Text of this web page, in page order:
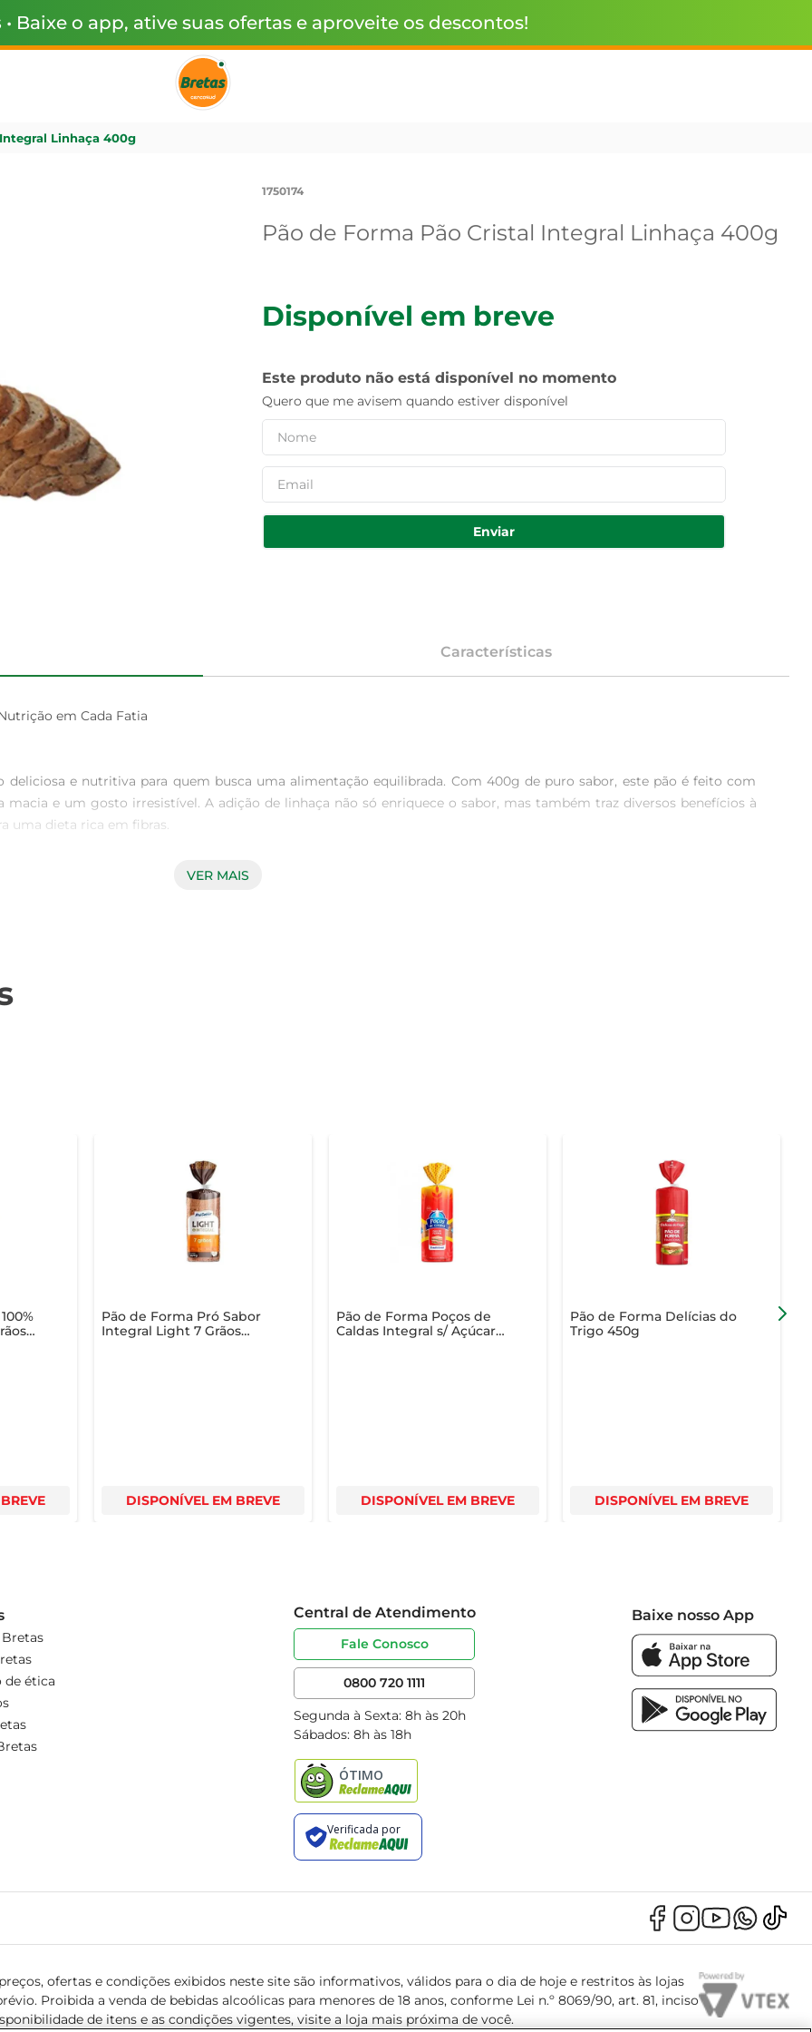
• Baixe o app, ative suas ofertas e aproveite os descontos!
Linhaça 400g
1750174
Pão de Forma Pão Cristal Integral Linhaça 400g
Disponível em breve
Este produto não está disponível no momento
Quero que me avisem quando estiver disponível
Enviar
Características
em Cada Fatia
e nutritiva para quem busca uma alimentação equilibrada. Com 400g de puro sabor, este pão é feito com
e um gosto irresistível. A adição de linhaça não só enriquece o sabor, mas também traz diversos benefícios à
uma dieta rica em fibras.
no lanche da tarde ou como acompanhamento de refeições, ele se adapta perfeitamente a diferentes preparos.
Linhaça, experimente tostar as fatias e adicionar abacate, tomate e uma pitada de sal para um lanche nutritivo.
combinando sabores e texturas que vão surpreender seu paladar. Seja criativo e descubra novas maneiras de
VER MAIS
Pão de Forma Pró Sabor
Integral Light 7 Grãos
DISPONÍVEL EM BREVE
Pão de Forma Poços de
Caldas Integral s/ Açúcar
DISPONÍVEL EM BREVE
Pão de Forma Delícias do
Trigo 450g
DISPONÍVEL EM BREVE
de ética
Central de Atendimento
Fale Conosco
0800 720 1111
Segunda à Sexta: 8h às 20h
Sábados: 8h às 18h
Baixe nosso App
ofertas e condições exibidos neste site são informativos, válidos para o dia de hoje e restritos às lojas
Proibida a venda de bebidas alcoólicas para menores de 18 anos, conforme Lei n.º 8069/90, art. 81, inciso
de itens e as condições vigentes, visite a loja mais próxima de você.